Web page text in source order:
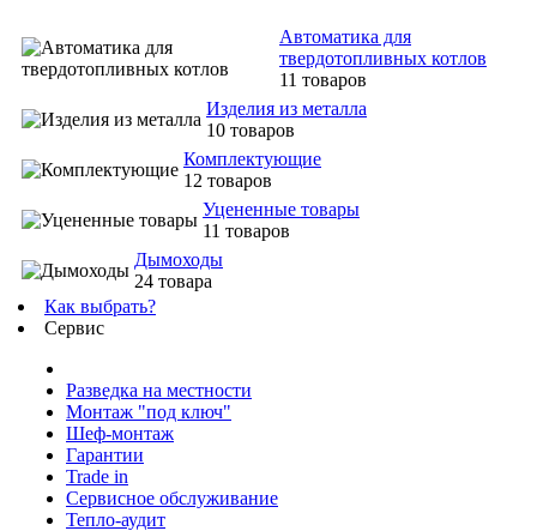
Автоматика для
твердотопливных котлов
11 товаров
Изделия из металла
10 товаров
Комплектующие
12 товаров
Уцененные товары
11 товаров
Дымоходы
24 товара
Как выбрать?
Сервис
Разведка на местности
Монтаж "под ключ"
Шеф-монтаж
Гарантии
Trade in
Сервисное обслуживание
Тепло-аудит